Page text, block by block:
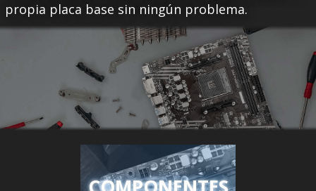
propia placa base sin ningún problema.